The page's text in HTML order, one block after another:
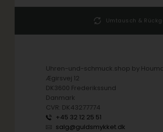
Umtausch &
Uhren-und-schmuck.shop by
Ægirsvej 12
DK3600 Frederikssund
Danmark
CVR: DK43277774
+45 32 12 25 51
salg@guldsmykket.dk